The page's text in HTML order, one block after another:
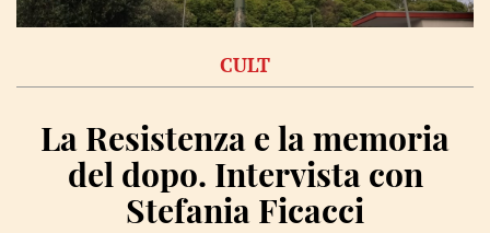
CULT
La Resistenza e la memoria
del dopo. Intervista con
Stefania Ficacci